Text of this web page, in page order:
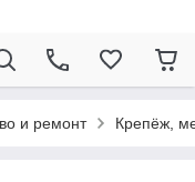
и ремонт Крепёж,